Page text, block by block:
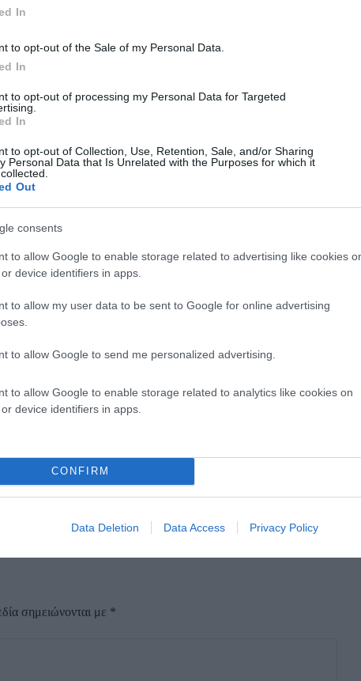
In
to opt-out of the Sale of my Personal Data.
In
to opt-out of processing my Personal Data for Targeted
In
to opt-out of Collection, Use, Retention, Sale, and/or Sharing
Personal Data that Is Unrelated with the Purposes for which it
Out
consents
to allow Google to enable storage related to advertising like cookies
device identifiers in apps.
to allow my user data to be sent to Google for online advertising
to allow Google to send me personalized advertising.
to allow Google to enable storage related to analytics like cookies on
device identifiers in apps.
CONFIRM
Data Deletion Data Access Privacy Policy
δικογραφίας στη Βουλή, εάν προέκυπταν επιβαρυντικά
Αυτό θα είχε επιπτώσεις στην πολιτική σταθερότητα.
αφού αφορούν σε θεμελιώδεις κανόνες λειτουργίας του
στη συνέχεια.
ευρωεκλογών προς βλάβη του κ. Σαμαρά.
ότι θα αποδοθεί από τον κ. Τσίπρα σε καταδίκη των
σημειώνονται με *